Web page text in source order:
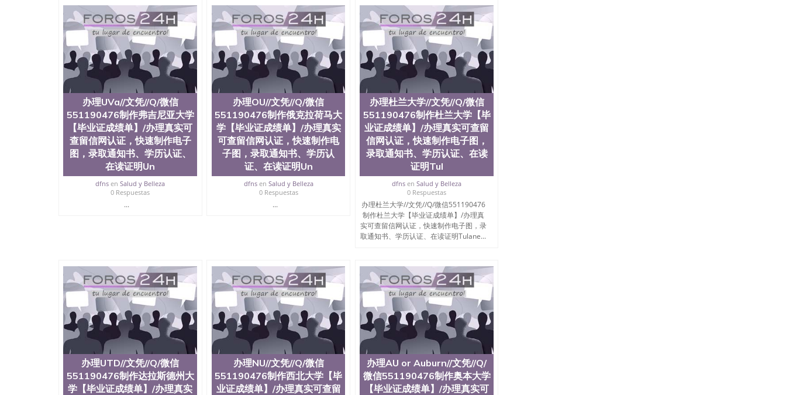
University）圣何塞州立大学成绩单（San Jose State University）圣何塞州立大学成绩单（ San Jose State
University）圣何塞州立大学成绩单（San Jose State University）成绩单圣何塞州立大学文凭（San Jose
State University）圣何塞州立大学（San Jose State University）圣何塞州立大学（San Jose State
University）圣何塞州立大学（ San Jose State University）圣何塞州立大学（San Jose State University）
圣何塞州立大学文凭（San Jose State University）圣何塞州立大学文凭（San Jose State University）文凭
圣何塞州立大学文凭（San Jose State University）圣何塞州立大学学历（ San Jose State University）圣何
塞州立大学学历（San Jose State University）圣何塞州立大学学历（San Jose State University）圣 塞州立
大学学历（San Jose State University）圣何塞州立大学（San Jose State University）圣何塞州立大学
（San Jose State University）圣何塞州立大学（San Jose State University）圣何塞州立大学（San Jose
State University）圣何塞州立大学学位证（San Jose State University）圣何塞州立大学学位证（San Jose
State University）圣何塞州立大学学位证（San Jose State University）圣何塞州立大学（San Jose State
University）圣何塞州立大学（San Jose State University）圣何塞州立大学（San Jose State University）圣
何塞州立大学（San Jose State University）圣何塞州立大学学位证（San Jose State University）圣何塞州
立大学学位证（San Jose State University）圣何塞州立大学结业证（San Jose State University）圣何塞州
立大学结业证（San Jose State University）圣何塞州立大学结业证（San Jose State University）圣何塞州
立大学学位证（San Jose State University）圣何塞州立大学学位证（San Jose State University）圣何塞州
立大学学历证书（San Jose State University）圣何塞州立大学学历证书（San Jose State University）圣何
塞州立大学学历证书（San Jose State University）澳洲读书未毕业找人做文凭学位qq微信551190476澳洲
读CQU中央昆士兰大学学历 绩单购买学位证书/澳洲读本科硕士做文凭/购买澳洲大学毕业证成绩单假文凭
学历offieUniversityofSouthernQueensland 澳洲读书未毕业找人做文凭学位qq微信551190476澳洲读CQU中
央昆士兰大学学历成绩单购买学位证书/澳洲读本科硕士做文凭/购买澳洲大学毕业证成绩单假文凭学历办
理Blue Devil//文凭//Q/微信551190476制作杜克大学【毕业证成绩单】/办理真实可查留信网认证，快速制
办理UVa//文凭//Q/微信
551190476制作弗吉尼亚大学
【毕业证成绩单】/办理真实可
查留信网认证，快速制作电子
图，录取通知书、学历认证、
在读证明Un
dfns enSalud y Belleza
0 Respuestas
...
办理OU//文凭//Q/微信
551190476制作俄克拉荷马大
学【毕业证成绩单】/办理真实
可查留信网认证，快速制作电
子图，录取通知书、学历认
证、在读证明Un
dfnsen Salud y Belleza
0 Respuestas
...
办理杜兰大学//文凭//Q/微信
551190476制作杜兰大学【毕
业证成绩单】/办理真实可查留
信网认证，快速制作电子图，
录取通知书、学历认证、在读
证明Tul
dfns enSalud y Belleza
0 Respuestas
办理杜兰大学//文凭//Q/微信551190476
制作杜兰大学【毕业证成绩单】/办理真
实可查留信网认证，快速制作电子图，录
取通知书、学历认证、在读证明Tulane...
办理UTD//文凭//Q/微信
551190476制作达拉斯德州大
学【毕业证成绩单】/办理真实
办理NU//文凭//Q/微信
551190476制作西北大学【毕
业证成绩单】/办理真实可查留
办理AU or Auburn//文凭//Q/
微信551190476制作奥本大学
【毕业证成绩单】/办理真实可